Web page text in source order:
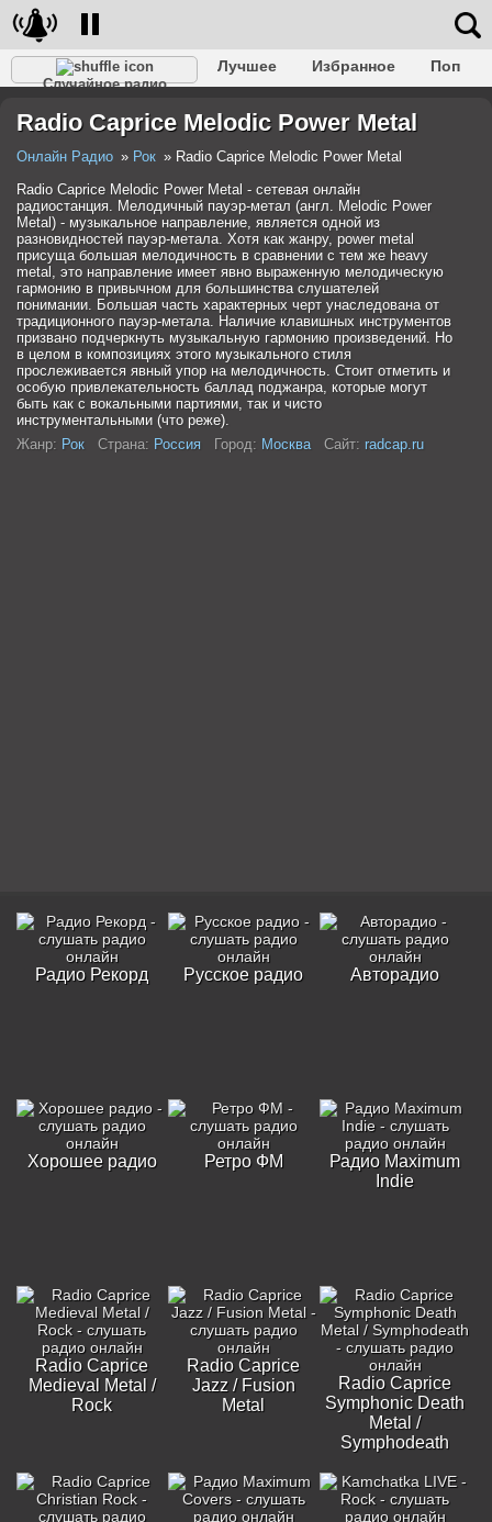
Случайное радио
Лучшее Избранное
Поп
Разговорное
Рэп Транс Дип-хаус
Фолк
Radio Caprice Melodic Power Metal
Онлайн Радио Рок
Radio Caprice Melodic Power Metal
Radio Caprice Melodic Power Metal - сетевая онлайн
радиостанция. Мелодичный пауэр-метал (англ. Melodic Power
Metal) - музыкальное направление, является одной из
разновидностей пауэр-метала. Хотя как жанру, power metal
присуща большая мелодичность в сравнении с тем же heavy
metal, это направление имеет явно выраженную мелодическую
гармонию в привычном для большинства слушателей
понимании. Большая часть характерных черт унаследована от
традиционного пауэр-метала. Наличие клавишных инструментов
призвано подчеркнуть музыкальную гармонию произведений. Но
в целом в композициях этого музыкального стиля
прослеживается явный упор на мелодичность. Стоит отметить и
особую привлекательность баллад поджанра, которые могут
быть как с вокальными партиями, так и чисто
инструментальными (что реже).
Жанр: Рок Страна: Россия Город: Москва Сайт: radcap.ru
Радио Рекорд Русское радио Авторадио
Хорошее радио Ретро ФМ
Радио Maximum
Indie
Radio Caprice
Medieval Metal /
Rock
Radio Caprice
Jazz / Fusion
Metal
Radio Caprice
Symphonic Death
Metal /
Symphodeath